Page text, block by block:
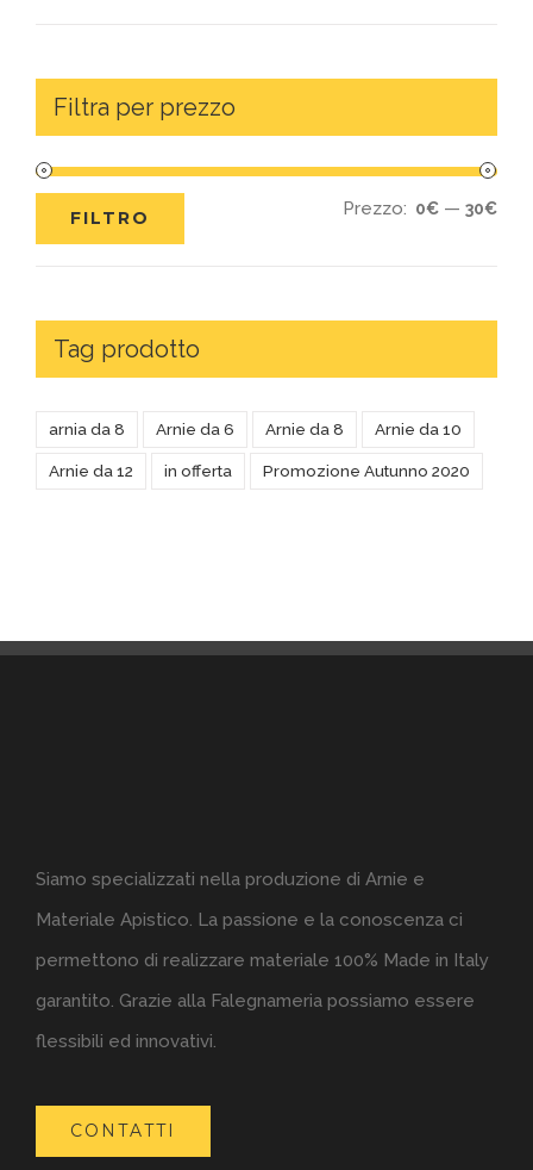
Filtra per prezzo
FILTRO Prezzo: 0€ — 30€
Tag prodotto
arnia da 8 Arnie da 6 Arnie da 8 Arnie da 10
Arnie da 12 in offerta Promozione Autunno 2020
Siamo specializzati nella produzione di Arnie e
Materiale Apistico. La passione e la conoscenza ci
permettono di realizzare materiale 100% Made in Italy
garantito. Grazie alla Falegnameria possiamo essere
flessibili ed innovativi.
CONTATTI